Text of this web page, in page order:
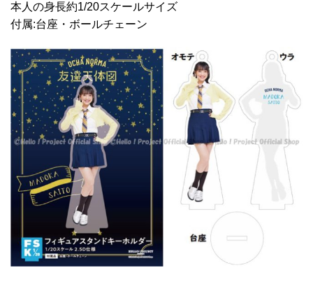
本人の身長約1/20スケールサイズ
付属:台座・ボールチェーン